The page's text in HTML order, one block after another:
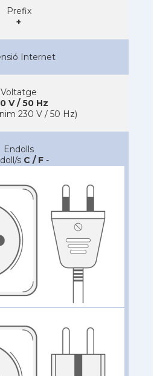
Prefix
+
Internet
Voltatge
V / 50 Hz
230 V / 50 Hz)
Endolls
s C / F -